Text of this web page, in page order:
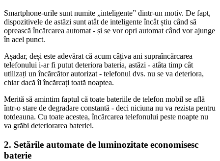
Smartphone-urile sunt numite „inteligente” dintr-un motiv. De fapt,
dispozitivele de astăzi sunt atât de inteligente încât știu când să
oprească încărcarea automat - și se vor opri automat când vor ajunge
în acel punct.
Așadar, deși este adevărat că acum câțiva ani supraîncărcarea
telefonului i-ar fi putut deteriora bateria, astăzi - atâta timp cât
utilizați un încărcător autorizat - telefonul dvs. nu se va deteriora,
chiar dacă îl încărcați toată noaptea.
Merită să amintim faptul că toate bateriile de telefon mobil se află
într-o stare de degradare constantă - deci niciuna nu va rezista pentru
totdeauna. Cu toate acestea, încărcarea telefonului peste noapte nu
va grăbi deteriorarea bateriei.
2. Setările automate de luminozitate economisesc
baterie